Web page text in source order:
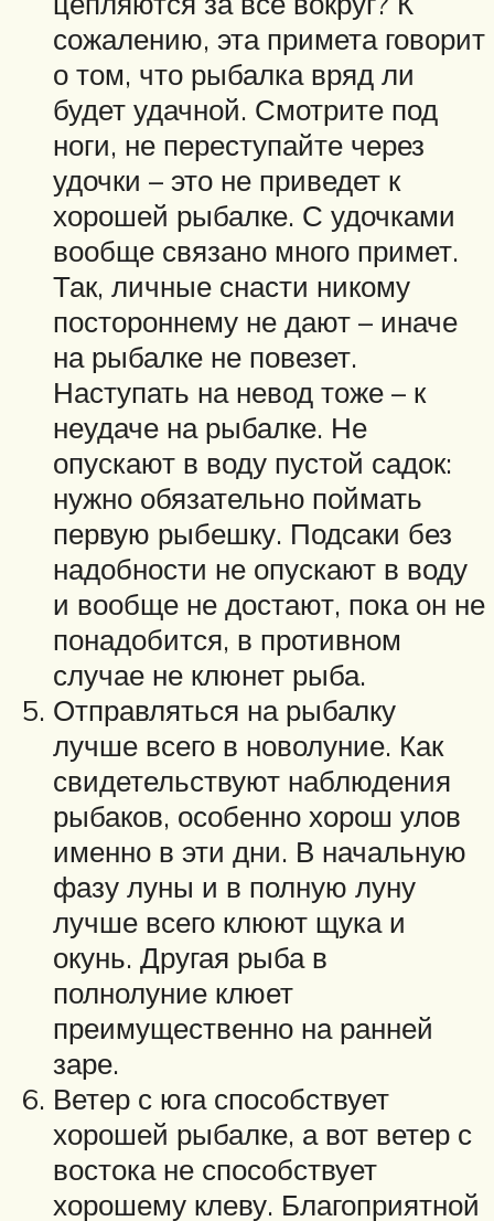
сожалению, эта примета говорит
о том, что рыбалка вряд ли
будет удачной. Смотрите под
ноги, не переступайте через
удочки – это не приведет к
хорошей рыбалке. С удочками
вообще связано много примет.
Так, личные снасти никому
постороннему не дают – иначе
на рыбалке не повезет.
Наступать на невод тоже – к
неудаче на рыбалке. Не
опускают в воду пустой садок:
нужно обязательно поймать
первую рыбешку. Подсаки без
надобности не опускают в воду
и вообще не достают, пока он не
понадобится, в противном
случае не клюнет рыба.
Отправляться на рыбалку
лучше всего в новолуние. Как
свидетельствуют наблюдения
рыбаков, особенно хорош улов
именно в эти дни. В начальную
фазу луны и в полную луну
лучше всего клюют щука и
окунь. Другая рыба в
полнолуние клюет
преимущественно на ранней
заре.
Ветер с юга способствует
хорошей рыбалке, а вот ветер с
востока не способствует
хорошему клеву. Благоприятной